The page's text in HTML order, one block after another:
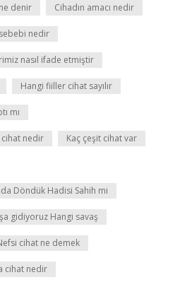
denir Cihadın amacı nedir
nedir
nasıl ifade etmiştir
Hangi fiiller cihat sayılır
mı
nedir Kaç çeşit cihat var
Döndük Hadisi Sahih mi
gidiyoruz Hangi savaş
cihat ne demek
cihat nedir